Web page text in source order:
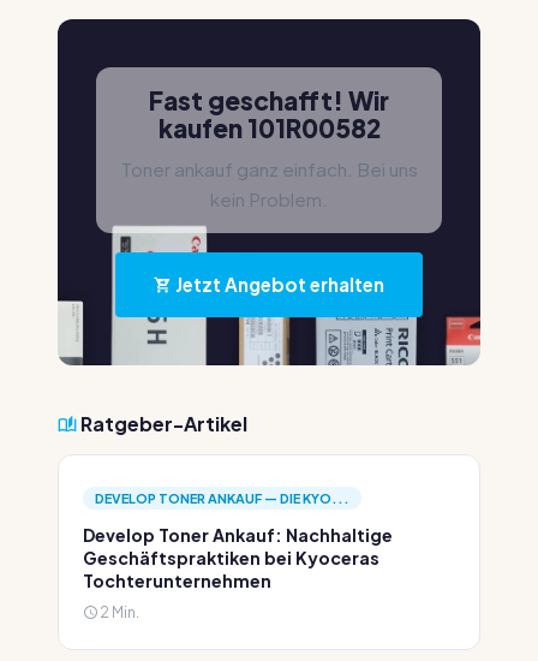
Fast geschafft! Wir
kaufen 101R00582
Toner ankauf ganz einfach. Bei uns
kein Problem.
Jetzt Angebot erhalten
Ratgeber-Artikel
DEVELOP TONER ANKAUF — DIE KYO...
Develop Toner Ankauf: Nachhaltige
Geschäftspraktiken bei Kyoceras
Tochterunternehmen
2 Min.